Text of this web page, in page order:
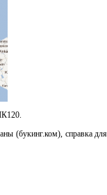
(букинг.ком), справка